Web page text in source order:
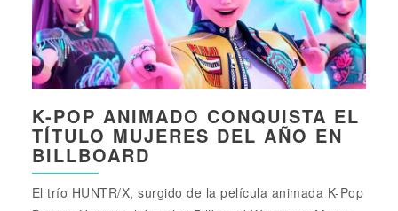
K-POP ANIMADO CONQUISTA EL
TÍTULO MUJERES DEL AÑO EN
BILLBOARD
El trío HUNTR/X, surgido de la película animada K-Pop